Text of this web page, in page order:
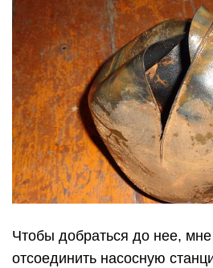
Чтобы добраться до нее,
отсоединить насосную